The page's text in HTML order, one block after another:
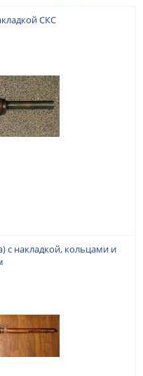
СКС
с накладкой, кольцами и